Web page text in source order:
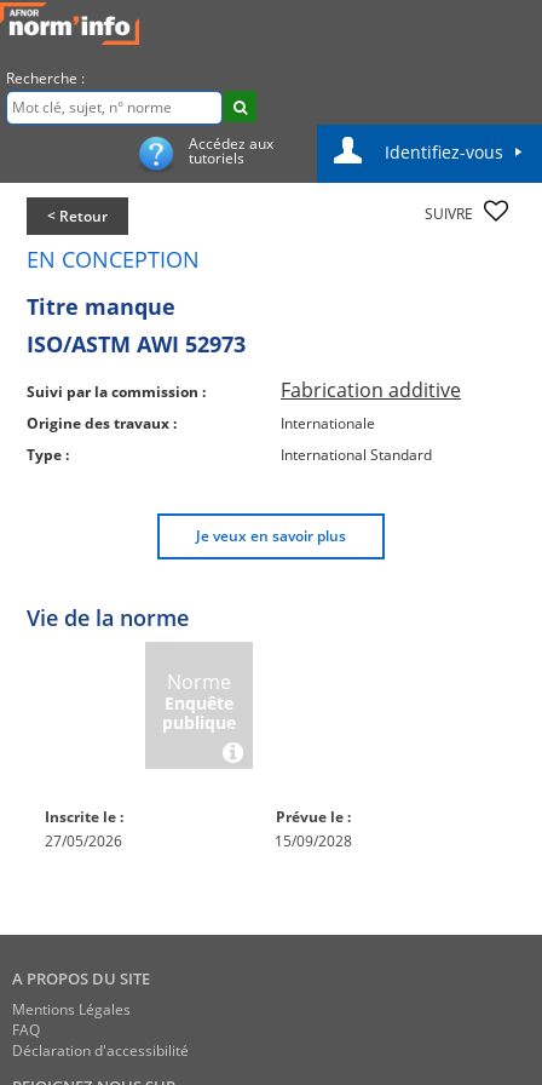
Recherche :
Accédez aux
tutoriels Identifiez-vous
< Retour SUIVRE
EN CONCEPTION
Titre manque
ISO/ASTM AWI 52973
Suivi par la commission : Fabrication additive
Origine des travaux :
Internationale
Type :
International Standard
Je veux en savoir plus
Vie de la norme
Inscrite le :
27/05/2026
Norme
Enquête
publique
Prévue le :
15/09/2028
A PROPOS DU SITE
Mentions Légales
FAQ
Déclaration d'accessibilité